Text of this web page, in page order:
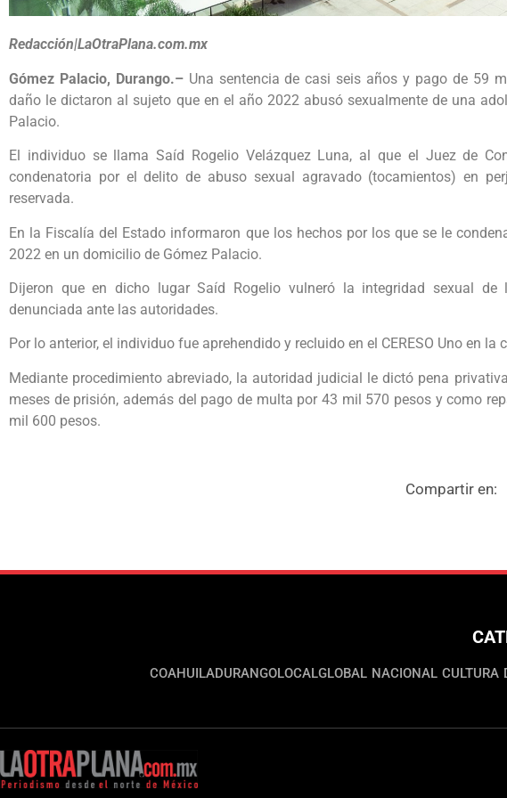
Redacción|LaOtraPlana.com.mx
Gómez Palacio, Durango.– Una sentencia de casi seis años y pago de 59
daño le dictaron al sujeto que en el año 2022 abusó sexualmente de una
Palacio.
El individuo se llama Saíd Rogelio Velázquez Luna, al que el Juez de
condenatoria por el delito de abuso sexual agravado (tocamientos) en
reservada.
En la Fiscalía del Estado informaron que los hechos por los que se le
2022 en un domicilio de Gómez Palacio.
Dijeron que en dicho lugar Saíd Rogelio vulneró la integridad sexual de
denunciada ante las autoridades.
Por lo anterior, el individuo fue aprehendido y recluido en el CERESO Uno en la
Mediante procedimiento abreviado, la autoridad judicial le dictó pena
meses de prisión, además del pago de multa por 43 mil 570 pesos y como
mil 600 pesos.
Compartir en:
COAHUILADURANGOLOCALGLOBAL NACIONAL CULTURA